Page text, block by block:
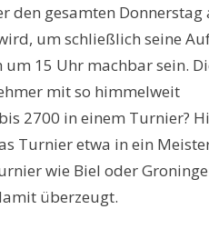
den gesamten
um schließlich seine
15 Uhr machbar sein.
mit so himmelweit
2700 in einem Turnier?
Turnier etwa in ein
wie Biel oder
überzeugt.